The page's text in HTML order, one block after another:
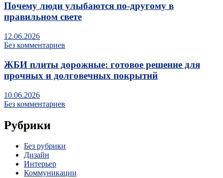
Почему люди улыбаются по‑другому в
правильном свете
12.06.2026
Без комментариев
ЖБИ плиты дорожные: готовое решение для
прочных и долговечных покрытий
10.06.2026
Без комментариев
Рубрики
Без рубрики
Дизайн
Интерьер
Коммуникации